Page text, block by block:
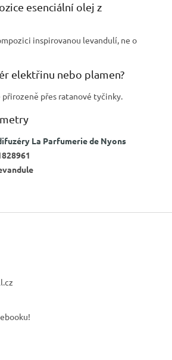
esenciální olej z
inspirovanou levandulí, ne o
elektřinu nebo plamen?
přirozeně přes ratanové tyčinky.
La Parfumerie de Nyons